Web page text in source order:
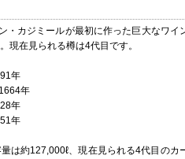
・カジミールが最初に作った巨大なワ
現在見られる樽は4代目です。
年
年
年
年
は約127,000ℓ、現在見られる4代目の